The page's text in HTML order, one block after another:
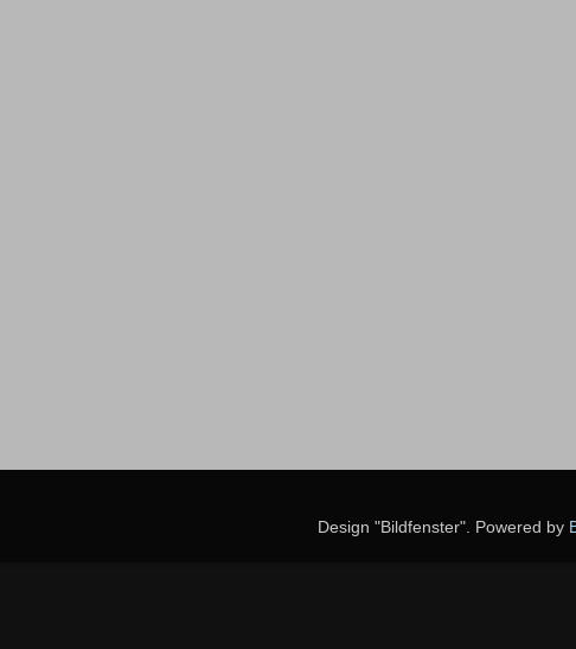
Design "Bildfenster". Powered by